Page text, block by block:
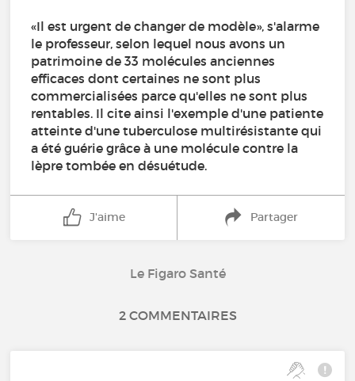
«Il est urgent de changer de modèle», s'alarme
le professeur, selon lequel nous avons un
patrimoine de 33 molécules anciennes
efficaces dont certaines ne sont plus
commercialisées parce qu'elles ne sont plus
rentables. Il cite ainsi l'exemple d'une patiente
atteinte d'une tuberculose multirésistante qui
a été guérie grâce à une molécule contre la
lèpre tombée en désuétude.
J'aime Partager
Le Figaro Santé
2 COMMENTAIRES